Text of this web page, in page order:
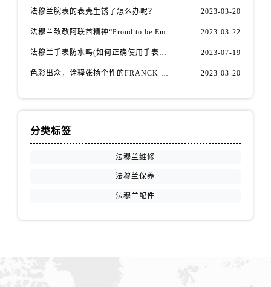
山西省运城市盐湖区河东街法穆兰售后服务中心（需提前预约）
法穆兰腕表的表壳生锈了怎么办呢？ 2023-03-20
2023-03-22
2023-07-19
2023-03-20
分类标签
法穆兰维修
法穆兰保养
法穆兰配件